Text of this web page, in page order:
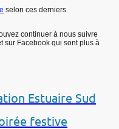
selon ces derniers
continuer à nous suivre
sur Facebook qui sont plus à
Estuaire Sud
festive